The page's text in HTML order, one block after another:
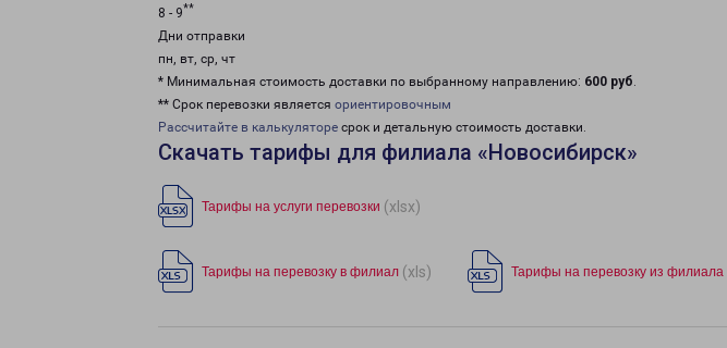
8 - 9**
Дни отправки
пн, вт, ср, чт
* Минимальная стоимость доставки по выбранному направлению: 600 руб.
** Срок перевозки является ориентировочным
Рассчитайте в калькуляторе срок и детальную стоимость доставки.
Скачать тарифы для филиала «Новосибирск»
Тарифы на услуги перевозки (xlsx)
Тарифы на перевозку в филиал (xls) Тарифы на перевозку из филиала